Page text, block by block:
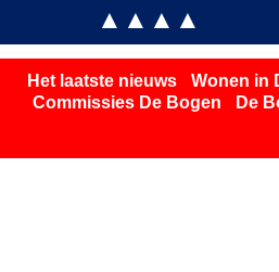
Het laatste nieuws Wonen in
Commissies De Bogen
De
▲▲▲▲